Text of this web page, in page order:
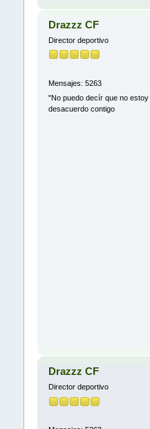
Drazzz CF
Director deportivo
Mensajes: 5263
"No puedo decír que no estoy
desacuerdo contigo
Drazzz CF
Director deportivo